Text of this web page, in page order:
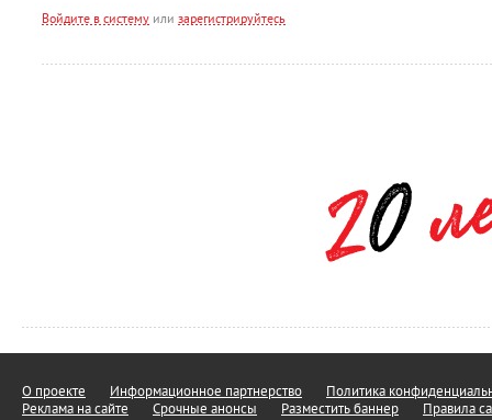
Войдите в систему или зарегистрируйтесь
О проекте Информационное партнерство
Политика
Реклама на сайте
Срочные анонсы Разместить баннер Правила